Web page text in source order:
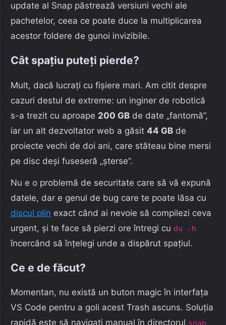
update al Snap păstrează versiuni vechi ale
pachetelor, ceea ce poate duce la multiplicarea
acestor foldere de gunoi invizibile.
Cât spațiu puteți pierde?
Mult, dacă lucrați cu fișiere mari. Am citit despre
cazuri destul de extreme: un inginer de robotică
s-a trezit cu aproape 200 GB de date „fantomă”,
iar un alt dezvoltator web a găsit 44 GB de
proiecte vechi de doi ani, care stăteau bine mersi
pe disc deși fuseseră „șterse”.
Nu e o problemă de securitate care să vă expună
datele, dar e genul de bug care te poate lăsa cu
discul plin exact când ai nevoie să compilezi ceva
urgent, și te face să pierzi ore întregi cu du -h
încercând să înțelegi unde a dispărut spațiul.
Ce e de făcut?
Momentan, nu există un buton magic în interfața
VS Code pentru a goli acest Trash ascuns. Soluția
rapidă este să navigați manual în directorul snap